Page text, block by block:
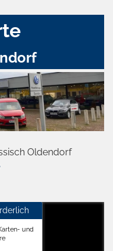
Oldendorf
und